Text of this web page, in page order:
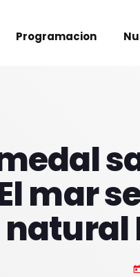
Programacion
mar
natural